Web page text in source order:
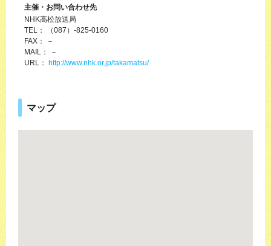
主催・お問い合わせ先
NHK高松放送局
TEL： （087）-825-0160
FAX： －
MAIL： －
URL： http://www.nhk.or.jp/takamatsu/
マップ